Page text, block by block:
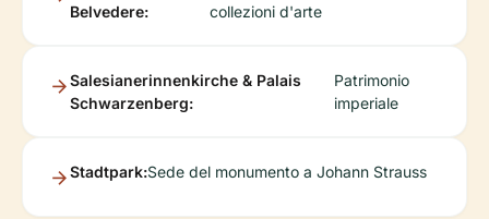
Belvedere:
collezioni d'arte
Salesianerinnenkirche & Palais
Schwarzenberg:
Patrimonio
imperiale
Stadtpark:Sede del monumento a Johann Strauss